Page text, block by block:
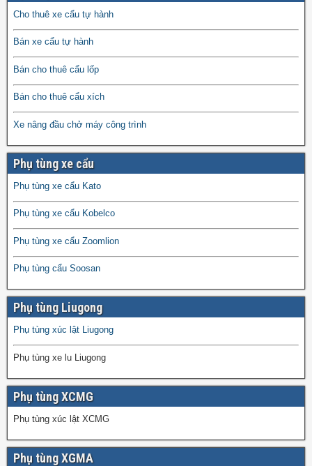
Cho thuê xe cẩu tự hành
Bán xe cẩu tự hành
Bán cho thuê cẩu lốp
Bán cho thuê cẩu xích
Xe nâng đầu chở máy công trình
Phụ tùng xe cẩu
Phụ tùng xe cẩu Kato
Phụ tùng xe cẩu Kobelco
Phụ tùng xe cẩu Zoomlion
Phụ tùng cẩu Soosan
Phụ tùng Liugong
Phụ tùng xúc lật Liugong
Phụ tùng xe lu Liugong
Phụ tùng XCMG
Phụ tùng xúc lật XCMG
Phụ tùng XGMA